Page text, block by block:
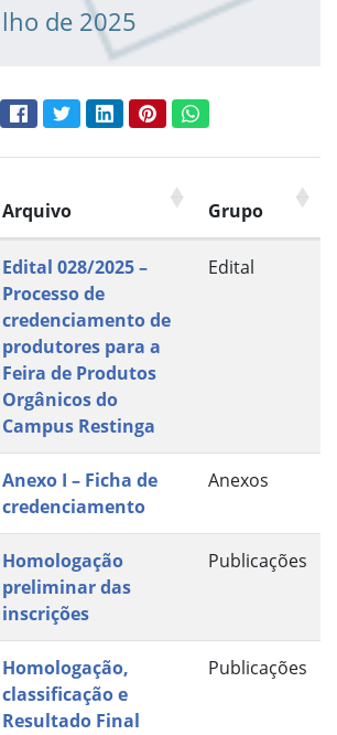
de 2025
conteúdo:
FacebookTwitterLinkedInPinterestWhatsApp
Arquivo Grupo
Edital 028/2025 –
Processo de
credenciamento de
produtores para a
Feira de Produtos
Orgânicos do
Campus Restinga
Edital
Anexo I – Ficha de
credenciamento
Anexos
Homologação
preliminar das
inscrições
Publicações
Homologação,
classificação e
Resultado Final
Publicações